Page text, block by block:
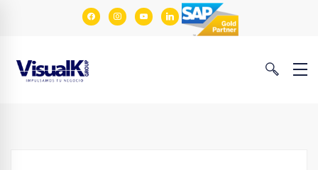
facebookinstagram
youtubelinkedin